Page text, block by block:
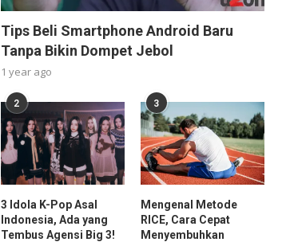
Tips Beli Smartphone Android Baru
Tanpa Bikin Dompet Jebol
1 year ago
2
3 Idola K-Pop Asal
Indonesia, Ada yang
Tembus Agensi Big 3!
3
Mengenal Metode
RICE, Cara Cepat
Menyembuhkan